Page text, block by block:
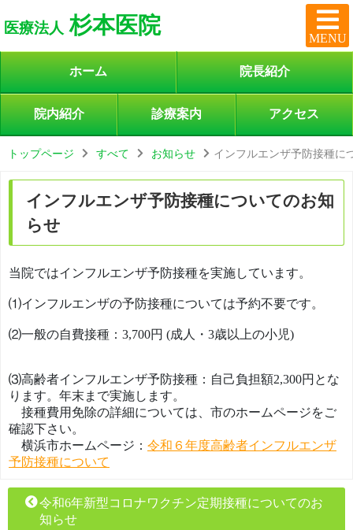
医療法人 杉本医院
MENU
ホーム 院長紹介
院内紹介 診療案内 アクセス
トップページ すべて お知らせ インフルエンザ予防接種に
インフルエンザ予防接種についてのお知
らせ
当院ではインフルエンザ予防接種を実施しています。
⑴インフルエンザの予防接種については予約不要です。
⑵一般の自費接種：3,700円 (成人・3歳以上の小児)
⑶高齢者インフルエンザ予防接種：自己負担額2,300円とな
ります。年末まで実施します。
接種費用免除の詳細については、 市のホームページをご
確認下さい。
横浜市ホームページ： 令和６年度高齢者インフルエンザ
予防接種について
令和6年新型コロナワクチン定期接種についてのお
知らせ